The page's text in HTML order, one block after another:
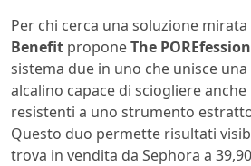
Per chi cerca una soluzione
Benefit proponeThe
sistema due in uno che unisce
alcalino capace di sciogliere
resistenti a uno strumento
Questo duo permette risultati
trova in vendita da Sephora a